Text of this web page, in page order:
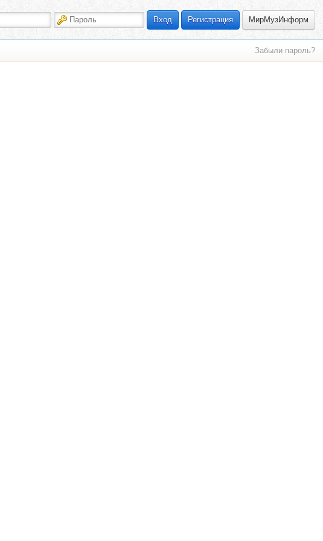
Вход Регистрация МирМузИнформ
Забыли пароль?